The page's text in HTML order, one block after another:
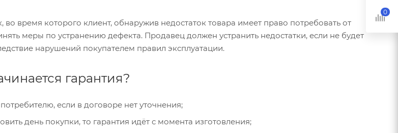
время которого клиент, обнаружив недостаток товара имеет право потребовать от
меры по устранению дефекта. Продавец должен устранить недостатки, если не будет
нарушений покупателем правил эксплуатации.
гарантия?
если в договоре нет уточнения;
день покупки, то гарантия идёт с момента изготовления;
0